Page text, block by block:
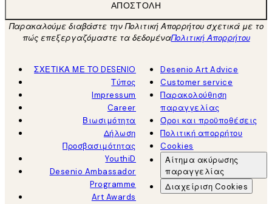
ΑΠΟΣΤΟΛΉ
Παρακαλούμε διαβάστε την Πολιτική Απορρήτου σχετικά με το
πώς επεξεργαζόμαστε τα δεδομέναΠολιτική Απορρήτου
ΣΧΕΤΙΚΑ ΜΕ ΤΟ DESENIO
Τύπος
Impressum
Career
Βιωσιμότητα
Δήλωση
Προσβασιμότητας
YouthiD
Desenio Ambassador
Programme
Art Awards
Desenio Art Advice
Customer service
Παρακολούθηση
παραγγελίας
Όροι και προϋποθέσεις
Πολιτική απορρήτου
Cookies
Αίτημα ακύρωσης
παραγγελίας
Διαχείριση Cookies